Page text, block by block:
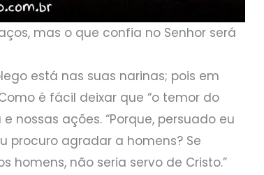
mas o que confia no Senhor será
está nas suas narinas; pois em
é fácil deixar que “o temor do
nossas ações. “Porque, persuado eu
procuro agradar a homens? Se
homens, não seria servo de Cristo.”